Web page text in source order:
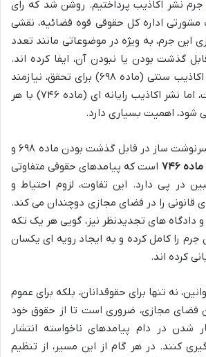
نشر اکاذیب پرداختیم. روشن شد که رای
اداره کل حقوقی قوه قضائیه، نقشی
این جرم، به ویژه در موضوعاتی مانند تعدد
گذشت بودن یا نبودن آن، ایفا کرده اند.
فهم این نکته که نشر اکاذیب سنتی (ماده ۶۹۸) برای تحقق، نیازمند
است، اما نشر اکاذیب رایانه ای (ماده ۷۴۶) با هر
شود، اهمیت بسیاری دارد.
ساز در قابل گذشت بودن ماده ۶۹۸ و
۷۴۶
است که پیامدهای حقوقی متفاوتی
در پی دارد. این تفاوت، لزوم احتیاط و
قانونی را در فضای مجازی دوچندان می کند.
و دادگاه های تجدیدنظر نیز، گویی هر یک تکه
جرم را کامل کرده و به ایجاد رویه ای یکسان
کرده اند.
نه تنها برای حقوقدانان، بلکه برای عموم
فضای مجازی، ضروری است تا از حقوق خود
شدن در دام پیامدهای ناخواسته انتشار
کنند. در هر گام از این مسیر، از تنظیم